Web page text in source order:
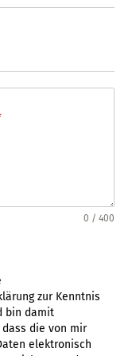
0 / 400
zur Kenntnis
bin damit
die von mir
elektronisch